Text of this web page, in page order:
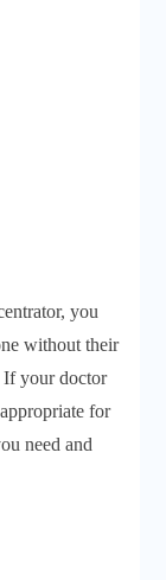
you
without their
If your doctor
for
need and